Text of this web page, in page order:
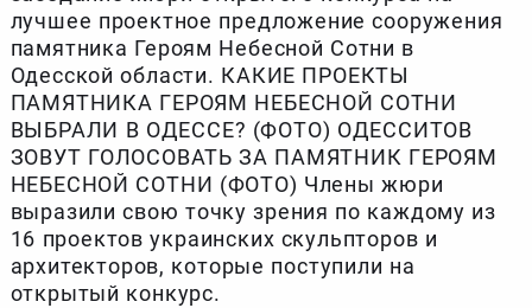
лучшее проектное предложение сооружения
памятника Героям Небесной Сотни в
Одесской области. КАКИЕ ПРОЕКТЫ
ПАМЯТНИКА ГЕРОЯМ НЕБЕСНОЙ СОТНИ
ВЫБРАЛИ В ОДЕССЕ? (ФОТО) ОДЕССИТОВ
ЗОВУТ ГОЛОСОВАТЬ ЗА ПАМЯТНИК ГЕРОЯМ
НЕБЕСНОЙ СОТНИ (ФОТО) Члены жюри
выразили свою точку зрения по каждому из
16 проектов украинских скульпторов и
архитекторов, которые поступили на
открытый конкурс.